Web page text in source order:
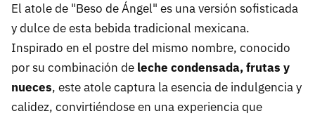
El atole de "Beso de Ángel" es una versión sofisticada
y dulce de esta bebida tradicional mexicana.
Inspirado en el postre del mismo nombre, conocido
por su combinación de leche condensada, frutas y
nueces, este atole captura la esencia de indulgencia y
calidez, convirtiéndose en una experiencia que